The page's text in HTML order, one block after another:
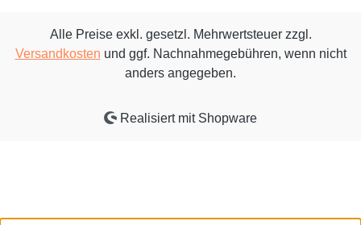
Alle Preise exkl. gesetzl. Mehrwertsteuer zzgl.
Versandkosten und ggf. Nachnahmegebühren, wenn nicht
anders angegeben.
Realisiert mit Shopware